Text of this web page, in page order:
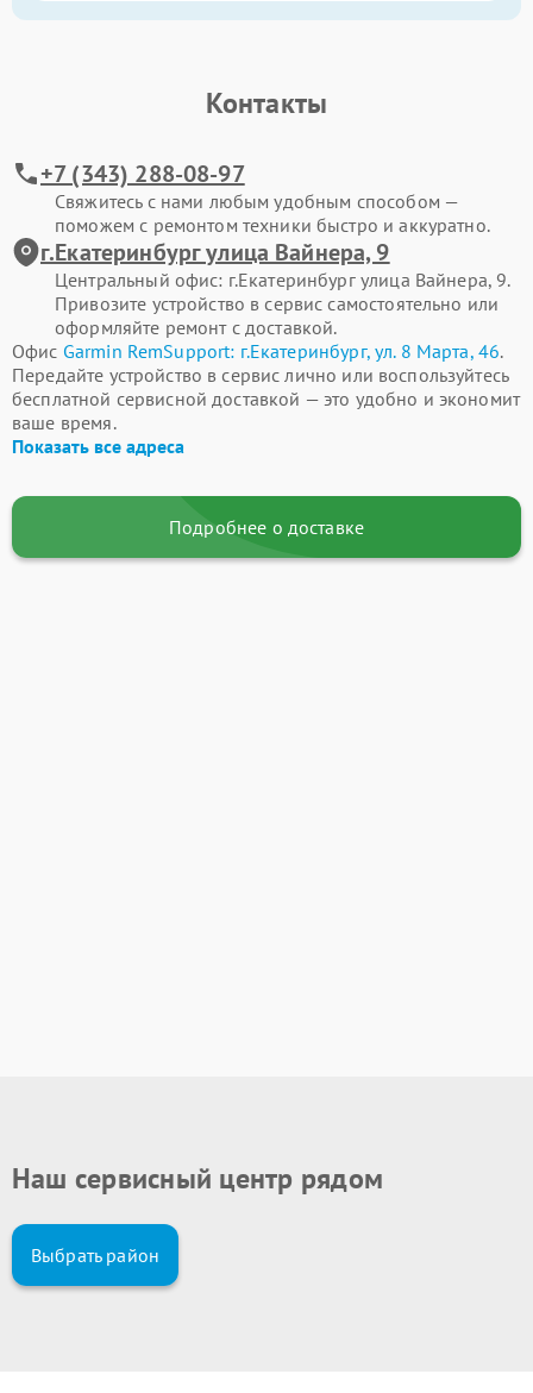
Контакты
+7 (343) 288-08-97
Свяжитесь с нами любым удобным способом —
поможем с ремонтом техники быстро и аккуратно.
г.Екатеринбург улица Вайнера, 9
Центральный офис: г.Екатеринбург улица Вайнера, 9.
Привозите устройство в сервис самостоятельно или
оформляйте ремонт с доставкой.
Офис Garmin RemSupport: г.Екатеринбург, ул. 8 Марта, 46.
Передайте устройство в сервис лично или воспользуйтесь
бесплатной сервисной доставкой — это удобно и экономит
ваше время.
Показать все адреса
Подробнее о доставке
Наш сервисный центр рядом
Выбрать район